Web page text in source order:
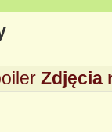
Zdjęcia